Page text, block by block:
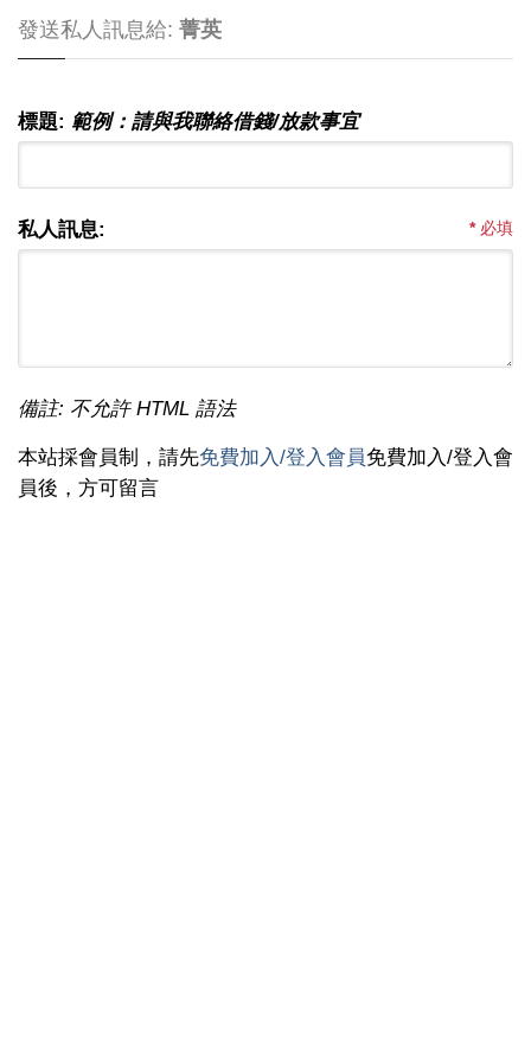
發送私人訊息給: 菁英
標題: 範例：請與我聯絡借錢/放款事宜
*必填
私人訊息:
備註: 不允許 HTML 語法
本站採會員制，請先免費加入/登入會員免費加入/登入會
員後，方可留言